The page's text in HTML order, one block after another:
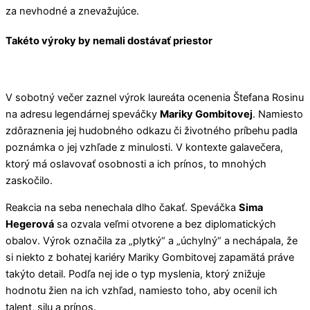
za nevhodné a znevažujúce.
Takéto výroky by nemali dostávať priestor
V sobotný večer zaznel výrok laureáta ocenenia Štefana Rosinu
na adresu legendárnej speváčky Mariky Gombitovej. Namiesto
zdôraznenia jej hudobného odkazu či životného príbehu padla
poznámka o jej vzhľade z minulosti. V kontexte galavečera,
ktorý má oslavovať osobnosti a ich prínos, to mnohých
zaskočilo.
Reakcia na seba nenechala dlho čakať. Speváčka Sima
Hegerová sa ozvala veľmi otvorene a bez diplomatických
obalov. Výrok označila za „plytký“ a „úchylný“ a nechápala, že
si niekto z bohatej kariéry Mariky Gombitovej zapamätá práve
takýto detail. Podľa nej ide o typ myslenia, ktorý znižuje
hodnotu žien na ich vzhľad, namiesto toho, aby ocenil ich
talent, silu a prínos.